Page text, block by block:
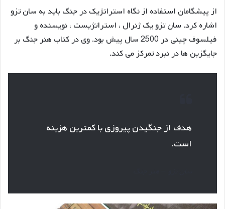
از پیشگامان استفاده از نگاه استراتژیک در جنگ باید به سان تزو
اشاره کرد. سان تزو یک ژنرال ، استراتژیست ، نویسنده و
فیلسوف چینی در 2500 سال پیش بود. وی در کتاب هنر جنگ بر
جایگزین ها در نبرد تمرکز می کند.
هدف از جنگیدن پیروزی با کمترین هزینه
است.